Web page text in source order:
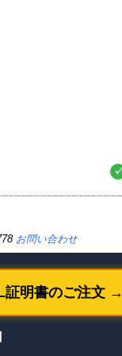
お問い合わせ
証明書のご注文 →